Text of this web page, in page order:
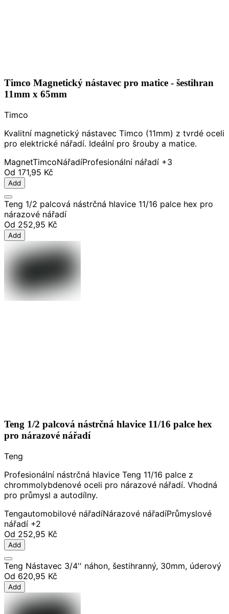
Timco Magnetický nástavec pro matice - šestihran
11mm x 65mm
Timco
Kvalitní magnetický nástavec Timco (11mm) z tvrdé oceli
pro elektrické nářadí. Ideální pro šrouby a matice.
MagnetTimcoNářadíProfesionální nářadí +3
Od 171,95 Kč
Add
Teng 1/2 palcová nástrčná hlavice 11/16 palce hex pro
nárazové nářadí
Od 252,95 Kč
Add
Teng 1/2 palcová nástrčná hlavice 11/16 palce hex
pro nárazové nářadí
Teng
Profesionální nástrčná hlavice Teng 11/16 palce z
chrommolybdenové oceli pro nárazové nářadí. Vhodná
pro průmysl a autodílny.
Tengautomobilové nářadíNárazové nářadíPrůmyslové
nářadí +2
Od 252,95 Kč
Add
Teng Nástavec 3/4'' náhon, šestihranný, 30mm, úderový
Od 620,95 Kč
Add